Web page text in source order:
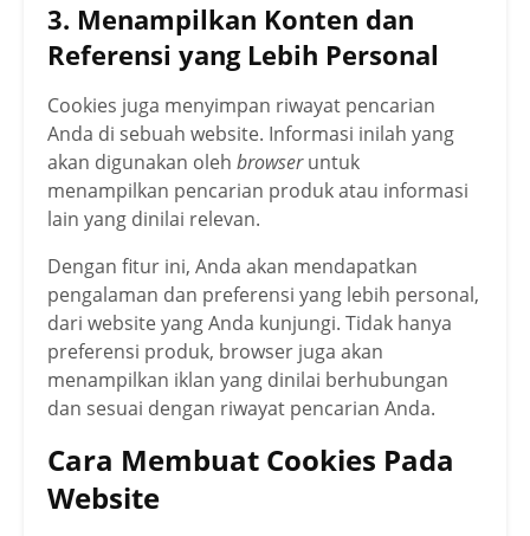
3. Menampilkan Konten dan
Referensi yang Lebih Personal
Cookies juga menyimpan riwayat pencarian
Anda di sebuah website. Informasi inilah yang
akan digunakan oleh browseruntuk
menampilkan pencarian produk atau informasi
lain yang dinilai relevan.
Dengan fitur ini, Anda akan mendapatkan
pengalaman dan preferensi yang lebih personal,
dari website yang Anda kunjungi. Tidak hanya
preferensi produk, browser juga akan
menampilkan iklan yang dinilai berhubungan
dan sesuai dengan riwayat pencarian Anda.
Cara Membuat Cookies Pada
Website